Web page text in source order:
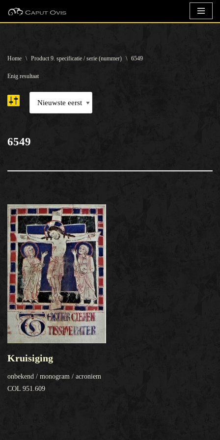
inhoud
Home \ Product 9. specificatie / serie (nummer) \ 6549
Enig resultaat
6549
Kruisiging
onbekend / monogram / acroniem
COL 951.609